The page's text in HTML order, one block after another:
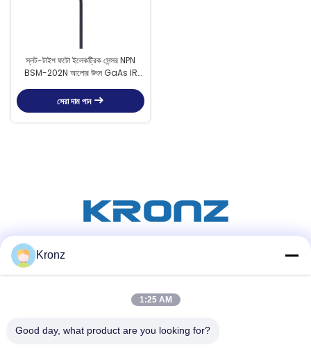
স্লট-টাইপ ফটো ইলেকট্রিক সেন্সর NPN
BSM-202N আলোর উৎস GaAs IR
সেরা দাম পান
দ্রুত যোগাযোগ
Kronz
1:25 AM
Good day, what product are you looking for?